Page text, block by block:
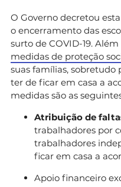
O Governo decretou
o encerramento das
surto de COVID-19. Além
medidas de proteção
suas famílias, sobretudo
ter de ficar em casa a
medidas são as
Atribuição de
trabalhadores por
trabalhadores
ficar em casa a
Apoio financeiro